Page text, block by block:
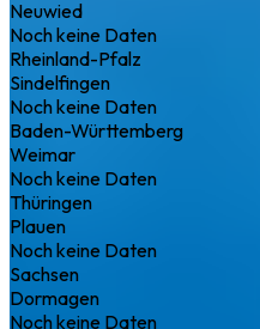
Neuwied
Noch keine Daten
Rheinland-Pfalz
Sindelfingen
Noch keine Daten
Baden-Württemberg
Weimar
Noch keine Daten
Thüringen
Plauen
Noch keine Daten
Sachsen
Dormagen
Noch keine Daten